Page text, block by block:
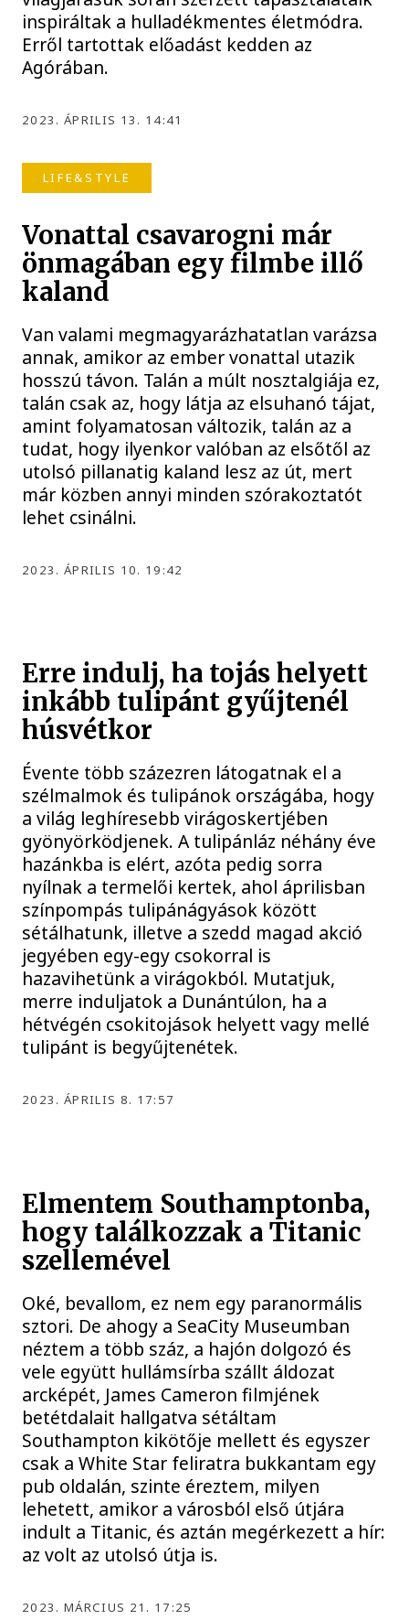
inspiráltak a hulladékmentes életmódra.
Erről tartottak előadást kedden az
Agórában.
2023. ÁPRILIS 13. 14:41
LIFE&STYLE
Vonattal csavarogni már
önmagában egy filmbe illő
kaland
Van valami megmagyarázhatatlan varázsa
annak, amikor az ember vonattal utazik
hosszú távon. Talán a múlt nosztalgiája ez,
talán csak az, hogy látja az elsuhanó tájat,
amint folyamatosan változik, talán az a
tudat, hogy ilyenkor valóban az elsőtől az
utolsó pillanatig kaland lesz az út, mert
már közben annyi minden szórakoztatót
lehet csinálni.
2023. ÁPRILIS 10. 19:42
Erre indulj, ha tojás helyett
inkább tulipánt gyűjtenél
húsvétkor
Évente több százezren látogatnak el a
szélmalmok és tulipánok országába, hogy
a világ leghíresebb virágoskertjében
gyönyörködjenek. A tulipánláz néhány éve
hazánkba is elért, azóta pedig sorra
nyílnak a termelői kertek, ahol áprilisban
színpompás tulipánágyások között
sétálhatunk, illetve a szedd magad akció
jegyében egy-egy csokorral is
hazavihetünk a virágokból. Mutatjuk,
merre induljatok a Dunántúlon, ha a
hétvégén csokitojások helyett vagy mellé
tulipánt is begyűjtenétek.
2023. ÁPRILIS 8. 17:57
Elmentem Southamptonba,
hogy találkozzak a Titanic
szellemével
Oké, bevallom, ez nem egy paranormális
sztori. De ahogy a SeaCity Museumban
néztem a több száz, a hajón dolgozó és
vele együtt hullámsírba szállt áldozat
arcképét, James Cameron filmjének
betétdalait hallgatva sétáltam
Southampton kikötője mellett és egyszer
csak a White Star feliratra bukkantam egy
pub oldalán, szinte éreztem, milyen
lehetett, amikor a városból első útjára
indult a Titanic, és aztán megérkezett a hír:
az volt az utolsó útja is.
2023. MÁRCIUS 21. 17:25